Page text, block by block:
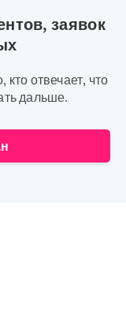
заявок
отвечает, что
дальше.